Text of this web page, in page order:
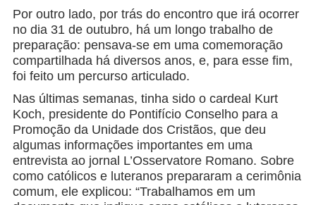
Por outro lado, por trás do encontro que irá ocorrer
no dia 31 de outubro, há um longo trabalho de
preparação: pensava-se em uma comemoração
compartilhada há diversos anos, e, para esse fim,
foi feito um percurso articulado.
Nas últimas semanas, tinha sido o cardeal Kurt
Koch, presidente do Pontifício Conselho para a
Promoção da Unidade dos Cristãos, que deu
algumas informações importantes em uma
entrevista ao jornal L’Osservatore Romano. Sobre
como católicos e luteranos prepararam a cerimônia
comum, ele explicou: “Trabalhamos em um